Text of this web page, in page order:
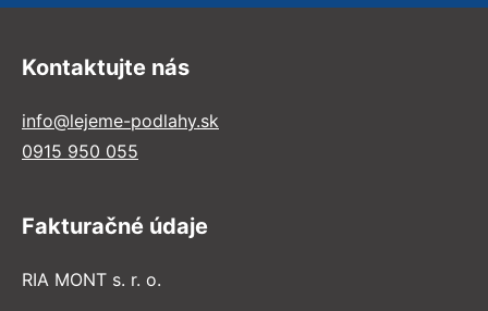
Kontaktujte nás
info@lejeme-podlahy.sk
0915 950 055
Fakturačné údaje
RIA MONT s. r. o.